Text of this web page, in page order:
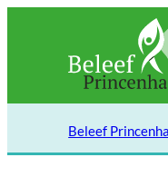
inhoud
Beleef